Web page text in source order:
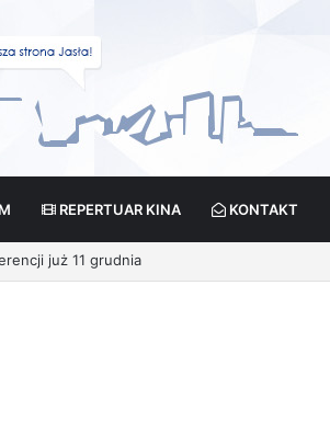
REPERTUAR KINA KONTAKT
już 11 grudnia